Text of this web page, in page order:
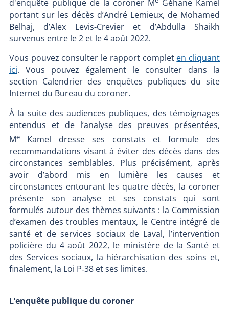
d'enquête publique de la coroner M
Géhane Kamel
portant sur les décès d’André Lemieux, de Mohamed
Belhaj, d’Alex Levis-Crevier et d’Abdulla Shaikh
survenus entre le 2 et le 4 août 2022.
Vous pouvez consulter le rapport complet en cliquant
ici. Vous pouvez également le consulter dans la
section Calendrier des enquêtes publiques du site
Internet du Bureau du coroner.
À la suite des audiences publiques, des témoignages
entendus et de l’analyse des preuves présentées,
MeKamel dresse ses constats et formule des
recommandations visant à éviter des décès dans des
circonstances semblables. Plus précisément, après
avoir d’abord mis en lumière les causes et
circonstances entourant les quatre décès, la coroner
présente son analyse et ses constats qui sont
formulés autour des thèmes suivants : la Commission
d’examen des troubles mentaux, le Centre intégré de
santé et de services sociaux de Laval, l’intervention
policière du 4 août 2022, le ministère de la Santé et
des Services sociaux, la hiérarchisation des soins et,
finalement, la Loi P‑38 et ses limites.
L’enquête publique du coroner